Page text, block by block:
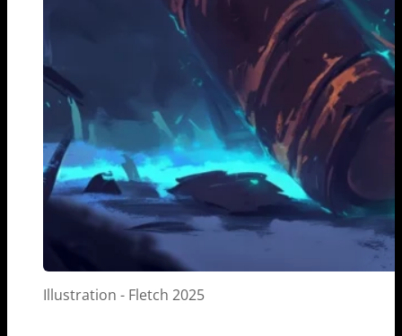
Illustration - Fletch 2025